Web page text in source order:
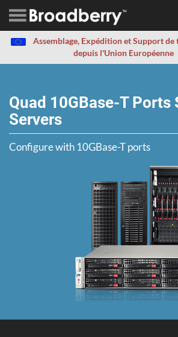
Assemblage, Expédition et Support de
depuis l'Union Européenne
Quad 10GBase-T Ports
Servers
Configure with 10GBase-T ports